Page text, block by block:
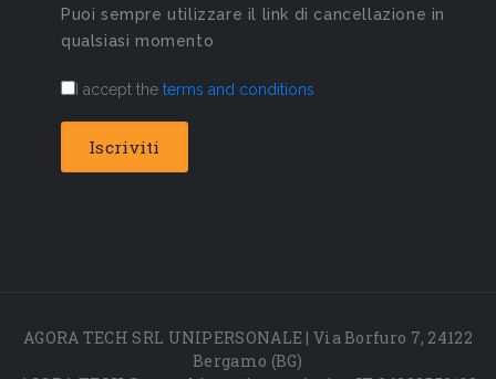
Puoi sempre utilizzare il link di cancellazione in
qualsiasi momento
I accept the terms and conditions
AGORA TECH SRL UNIPERSONALE | Via Borfuro 7, 24122
Bergamo (BG)